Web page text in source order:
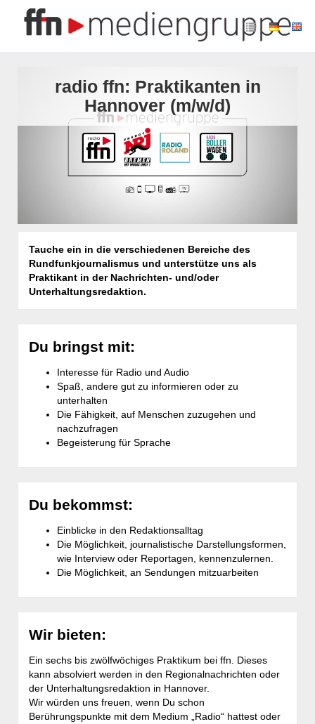
radio ffn: Praktikanten in
Hannover (m/w/d)
Tauche ein in die verschiedenen Bereiche des
Rundfunkjournalismus und unterstütze uns als
Praktikant in der Nachrichten- und/oder
Unterhaltungsredaktion.
Du bringst mit:
Interesse für Radio und Audio
Spaß, andere gut zu informieren oder zu
unterhalten
Die Fähigkeit, auf Menschen zuzugehen und
nachzufragen
Begeisterung für Sprache
Du bekommst:
Einblicke in den Redaktionsalltag
Die Möglichkeit, journalistische Darstellungsformen,
wie Interview oder Reportagen, kennenzulernen.
Die Möglichkeit, an Sendungen mitzuarbeiten
Wir bieten:
Ein sechs bis zwölfwöchiges Praktikum bei ffn. Dieses
kann absolviert werden in den Regionalnachrichten oder
der Unterhaltungsredaktion in Hannover.
Wir würden uns freuen, wenn Du schon
Berührungspunkte mit dem Medium „Radio“ hattest oder